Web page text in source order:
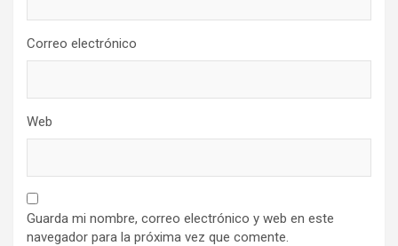
Correo electrónico
Web
Guarda mi nombre, correo electrónico y web en este
navegador para la próxima vez que comente.